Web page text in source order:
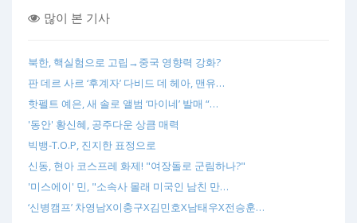
많이 본 기사
북한, 핵실험으로 고립→중국 영향력 강화?
판 데르 사르 ‘후계자’ 다비드 데 헤아, 맨유…
핫펠트 예은, 새 솔로 앨범 ‘마이네’ 발매 “…
'동안' 황신혜, 공주다운 상큼 매력
빅뱅-T.O.P, 진지한 표정으로
신동, 현아 코스프레 화제! "여장돌로 군림하나?"
'미스에이' 민, "소속사 몰래 미국인 남친 만…
‘신병캠프’ 차영남X이충구X김민호X남태우X전승훈…